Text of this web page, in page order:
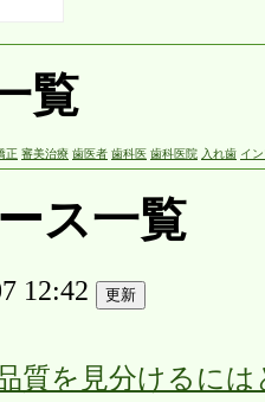
覧
正 審美治療 歯医者 歯科医 歯科医院 入れ歯 イ
ス一覧
12:42
質を見分けるに